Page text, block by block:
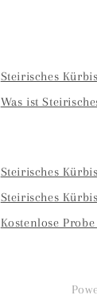
Steirisches
Was ist
Steirisches
Steirisches
Kostenlose